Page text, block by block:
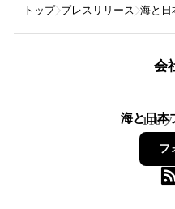
トップ プレスリリース 海と日
会
海と日本
118
フ